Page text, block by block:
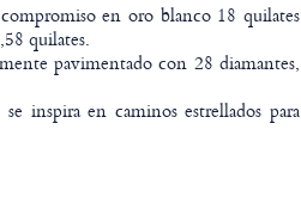
en oro blanco 18 quilates
quilates.
pavimentado con 28 diamantes,
inspira en caminos estrellados para